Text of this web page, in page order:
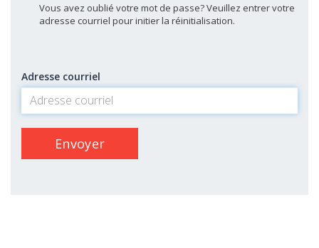
Vous avez oublié votre mot de passe? Veuillez entrer votre
adresse courriel pour initier la réinitialisation.
Adresse courriel
Envoyer